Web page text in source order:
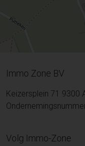
Immo Zone BV
Keizersplein 71 9300
Volg Immo-Zone